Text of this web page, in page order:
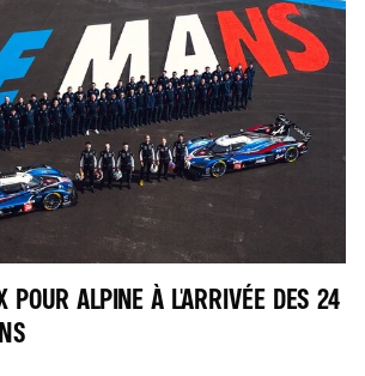
POUR ALPINE À L'ARRIVÉE DES 24